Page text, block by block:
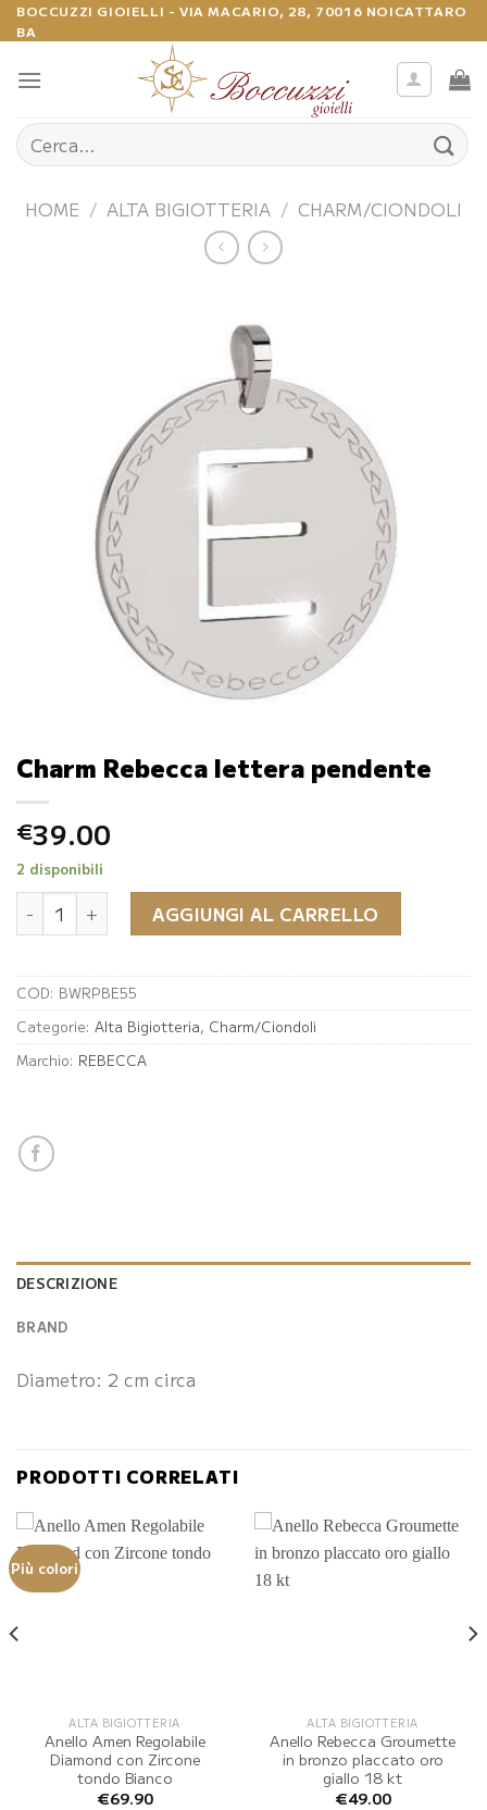
Salta
ai
contenuti
BOCCUZZI GIOIELLI - VIA MACARIO, 28, 70016 NOICATTARO
BA
Cerca:
HOME / ALTA BIGIOTTERIA / CHARM/CIONDOLI
Charm Rebecca lettera pendente
€39.00
2 disponibili
Charm Rebecca lettera pendente quantità
AGGIUNGI AL CARRELLO
COD: BWRPBE55
Categorie: Alta Bigiotteria, Charm/Ciondoli
Marchio: REBECCA
DESCRIZIONE
BRAND
Diametro: 2 cm circa
PRODOTTI CORRELATI
Più colori
ALTA BIGIOTTERIA
Anello Amen Regolabile
Diamond con Zircone
tondo Bianco
€69.90
ALTA BIGIOTTERIA
Anello Rebecca Groumette
in bronzo placcato oro
giallo 18 kt
€49.00